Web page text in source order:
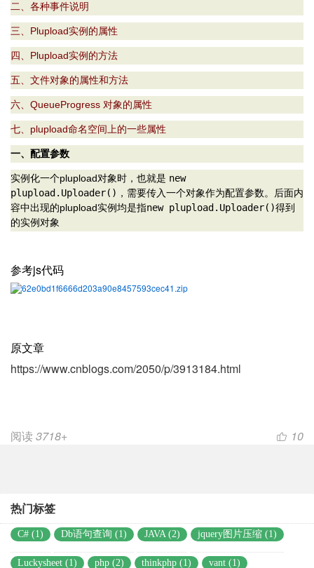
二、各种事件说明
三、Plupload实例的属性
四、Plupload实例的方法
五、文件对象的属性和方法
六、QueueProgress 对象的属性
七、plupload命名空间上的一些属性
一、配置参数
实例化一个plupload对象时，也就是 new
plupload.Uploader() ，需要传入一个对象作为配置参数。后面内
容中出现的plupload实例均是指new plupload.Uploader()得到
的实例对象
参考js代码
62e0bd1f6666d203a90e8457593cec41.zip
原文章
https://www.cnblogs.com/2050/p/3913184.html
阅读 3718+ 10
热门标签
C# (1) Db语句查询 (1) JAVA (2) jquery图片压缩 (1)
Luckysheet (1) php (2) thinkphp (1) vant (1)